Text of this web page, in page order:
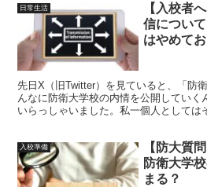
日常生活
【入校者
信につい
はやめて
先日X（旧Twitter）を見ていると、「防
んなに防衛大学校の内情を公開してい
いらっしゃいました。私一個人としては
入校準備
【防大質
防衛大学
まる？